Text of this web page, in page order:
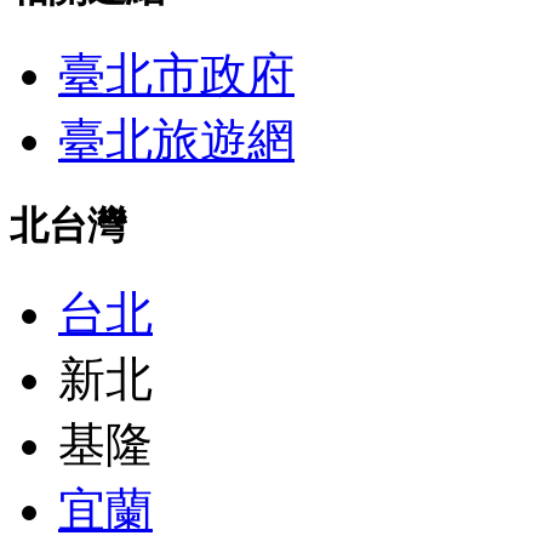
臺北市政府
臺北旅遊網
北台灣
台北
新北
基隆
宜蘭